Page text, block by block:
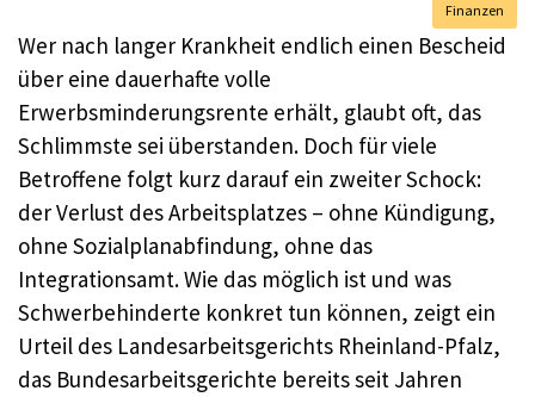
Finanzen
Wer nach langer Krankheit endlich einen Bescheid
über eine dauerhafte volle
Erwerbsminderungsrente erhält, glaubt oft, das
Schlimmste sei überstanden. Doch für viele
Betroffene folgt kurz darauf ein zweiter Schock:
der Verlust des Arbeitsplatzes – ohne Kündigung,
ohne Sozialplanabfindung, ohne das
Integrationsamt. Wie das möglich ist und was
Schwerbehinderte konkret tun können, zeigt ein
Urteil des Landesarbeitsgerichts Rheinland-Pfalz,
das Bundesarbeitsgerichte bereits seit Jahren